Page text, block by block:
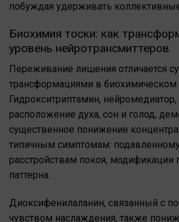
побуждая удерживать
Биохимия тоски: как
уровень нейротрансмиттеров
Переживание лишения отличается
трансформациями в биохимическом
Гидрокситриптамин,
расположение духа, сон и голод,
существенное понижение
типичным симптомам:
расстройствам покоя, модификации
паттерна.
Диоксифенилаланин, связанный с
чувством наслаждения, также